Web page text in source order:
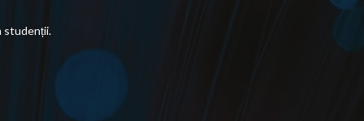
studenții.